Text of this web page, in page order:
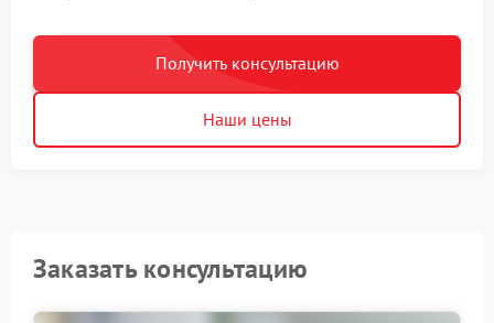
Получить консультацию
Наши цены
Заказать консультацию